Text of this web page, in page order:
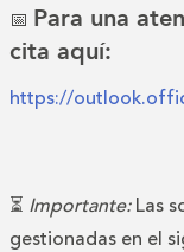
📅 Para una
cita aquí:
https://
⏳ Importante:Las
gestionadas en el